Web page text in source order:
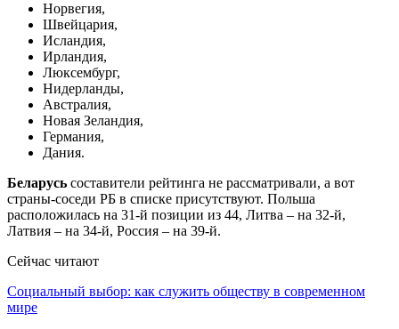
Норвегия,
Швейцария,
Исландия,
Ирландия,
Люксембург,
Нидерланды,
Австралия,
Новая Зеландия,
Германия,
Дания.
Беларусь составители рейтинга не рассматривали, а вот
страны-соседи РБ в списке присутствуют. Польша
расположилась на 31-й позиции из 44, Литва – на 32-й,
Латвия – на 34-й, Россия – на 39-й.
Сейчас читают
Социальный выбор: как служить обществу в современном
мире